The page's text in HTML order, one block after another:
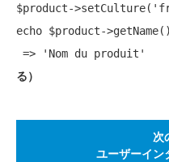
$product-
echo $product-
=> 'Nom du
る）
次
ユーザーイン